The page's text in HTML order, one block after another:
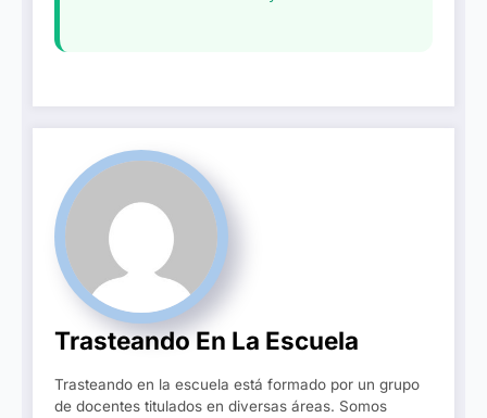
Trasteando En La Escuela
Trasteando en la escuela está formado por un grupo
de docentes titulados en diversas áreas. Somos